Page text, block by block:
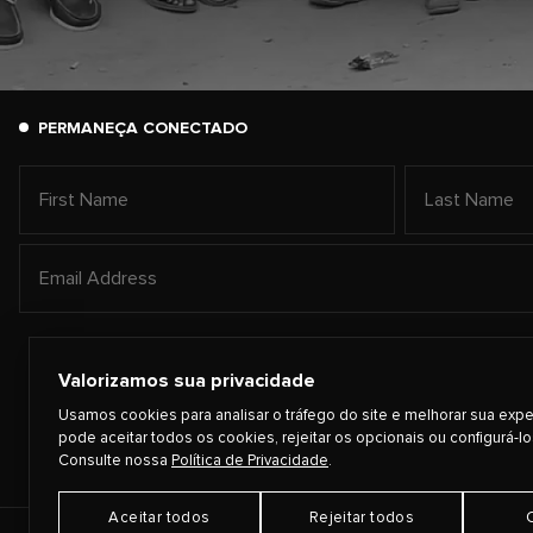
PERMANEÇA CONECTADO
Valorizamos sua privacidade
Usamos cookies para analisar o tráfego do site e melhorar sua
pode aceitar todos os cookies, rejeitar os opcionais ou configurá-
Consulte nossa Política de Privacidade.
Aceitar todos Rejeitar todos